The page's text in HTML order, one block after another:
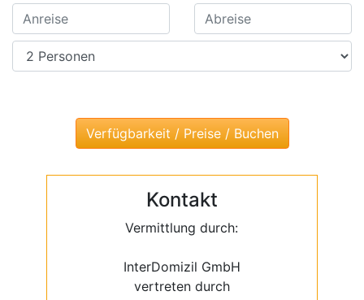
Kontakt
Vermittlung durch:
InterDomizil GmbH
vertreten durch